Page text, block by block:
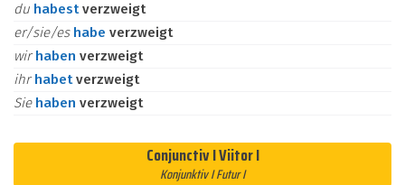
du habestverzweigt
er/sie/es habe verzweigt
wirhaben verzweigt
ihrhabetverzweigt
Sie haben verzweigt
Conjunctiv I Viitor I
Konjunktiv I Futur I